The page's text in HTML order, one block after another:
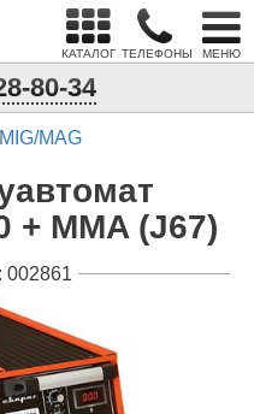
КАТАЛОГ ТЕЛЕФОНЫ МЕНЮ
80-34
MAG
+ MMA (J67)
002861